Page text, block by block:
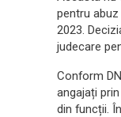
pentru
2023.
judecare
Conform
angajați
din funcții.